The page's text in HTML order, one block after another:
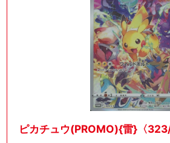
ピカチュウ(PROMO){雷}〈